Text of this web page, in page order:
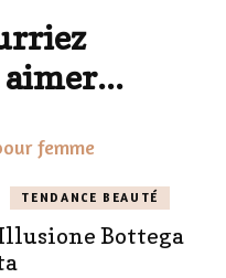
TENDANCE BEAUTÉ
Bottega